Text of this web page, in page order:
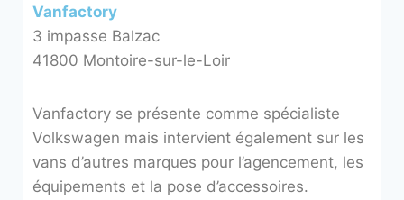
Vanfactory
3 impasse Balzac
41800 Montoire-sur-le-Loir
Vanfactory se présente comme spécialiste
Volkswagen mais intervient également sur les
vans d’autres marques pour l’agencement, les
équipements et la pose d’accessoires.